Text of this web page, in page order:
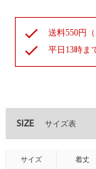
check 送料550円
check 平日13時ま
SIZE サイズ表
サイズ 着丈